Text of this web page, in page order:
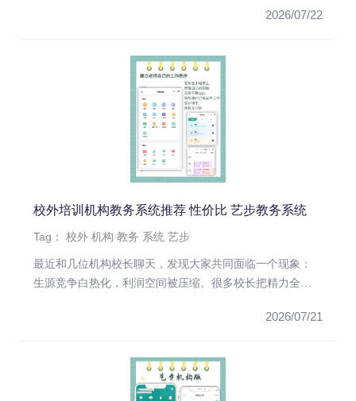
2026/07/22
校外培训机构教务系统推荐 性价比 艺步教务系统
Tag：校外 机构 教务 系统 艺步
最近和几位机构校长聊天，发现大家共同面临一个现象：
生源竞争白热化，利润空间被压缩。很多校长把精力全放
2026/07/21